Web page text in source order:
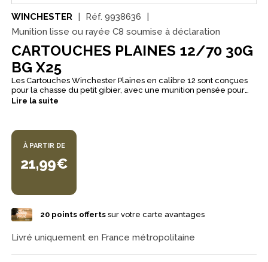
WINCHESTER Réf. 9938636
Munition lisse ou rayée C8 soumise à déclaration
CARTOUCHES PLAINES 12/70 30G
BG X25
Les Cartouches Winchester Plaines en calibre 12 sont conçues
pour la chasse du petit gibier, avec une munition pensée pour
les sorties traditionnelles en plaine comme au bois. Leur
et une bourre grasse, elles privilégient une dispersion
homogène, particulièrement adaptée à la chasse devant soi.
Ce montage BG apporte une couverture de gerbe efficace à
courte et moyenne distance, idéale pour accompagner la
saison sur une large variété de situations. Proposées en plombs
de 25, elles constituent une solution polyvalente et cohérente
Lire la suite
À PARTIR DE
21,99€
20points offertssur votre carte avantages
Livré uniquement en France métropolitaine